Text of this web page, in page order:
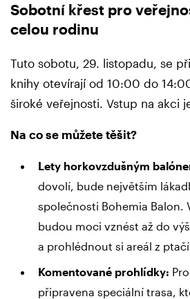
Sobotní křest pro
celou rodinu
Tuto sobotu, 29. listopadu, se
knihy otevírají od 10:00 do
široké veřejnosti. Vstup na akci
Na co se můžete těšit?
Lety horkovzdušným
dovolí, bude největším
společnosti Bohemia Balon.
budou moci vznést až do
a prohlédnout si areál z
Komentované prohlídky:
připravena speciální trasa,